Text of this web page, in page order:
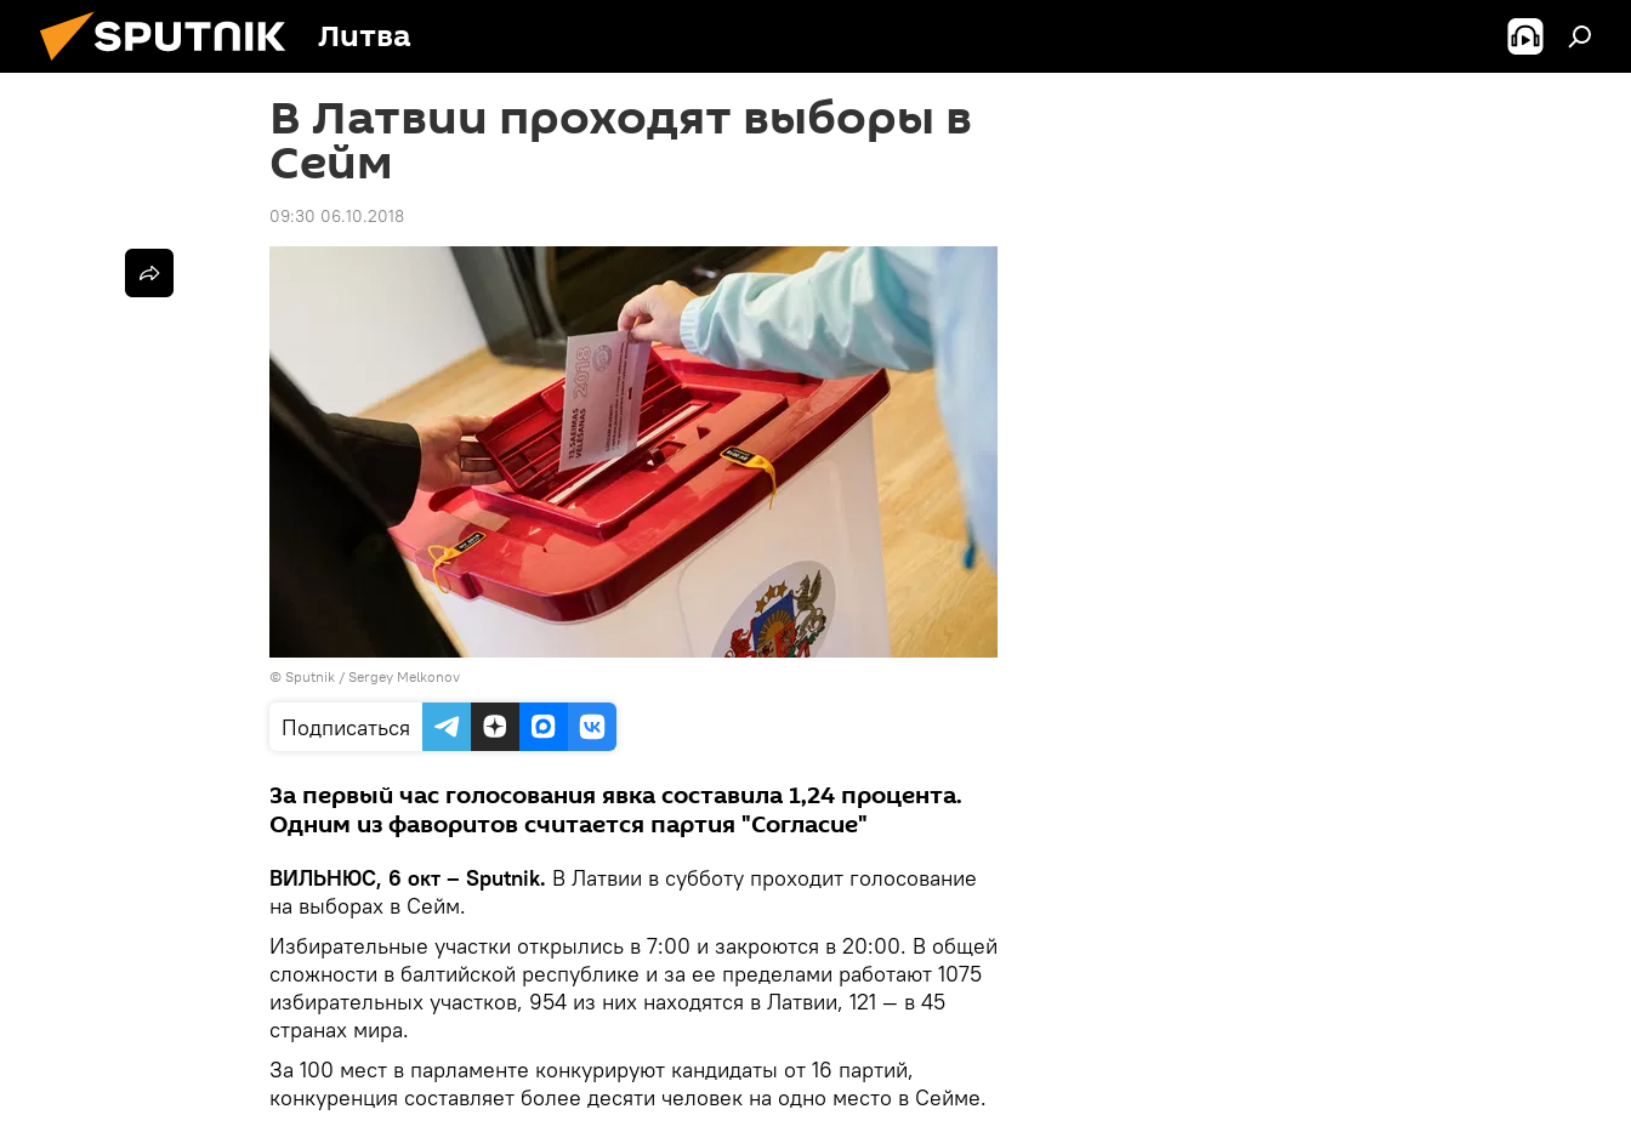
Литва
В Латвии проходят выборы в
Сейм
09:30 06.10.2018
© Sputnik / Sergey Melkonov
Подписаться
За первый час голосования явка составила 1,24 процента.
Одним из фаворитов считается партия "Согласие"
ВИЛЬНЮС, 6 окт – Sputnik. В Латвии в субботу проходит голосование
на выборах в Сейм.
Избирательные участки открылись в 7:00 и закроются в 20:00. В общей
сложности в балтийской республике и за ее пределами работают 1075
избирательных участков, 954 из них находятся в Латвии, 121 — в 45
странах мира.
За 100 мест в парламенте конкурируют кандидаты от 16 партий,
конкуренция составляет более десяти человек на одно место в Сейме.